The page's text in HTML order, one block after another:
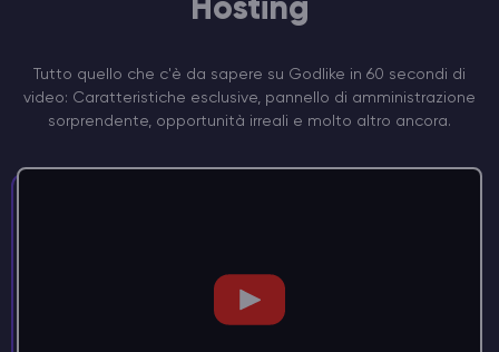
Hosting
Tutto quello che c'è da sapere su Godlike in 60 secondi di
video: Caratteristiche esclusive, pannello di amministrazione
sorprendente, opportunità irreali e molto altro ancora.